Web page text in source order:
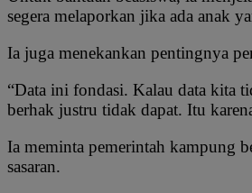
segera melaporkan jika ada anak
Ia juga menekankan pentingnya
“Data ini fondasi. Kalau data kita
berhak justru tidak dapat. Itu
Ia meminta pemerintah kampung
sasaran.